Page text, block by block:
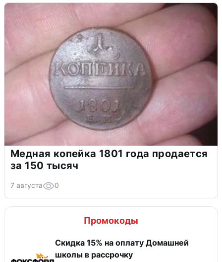
Медная копейка 1801 года продается
за 150 тысяч
7 августа 0
Промокоды
Скидка 15% на оплату Домашней
школы в рассрочку